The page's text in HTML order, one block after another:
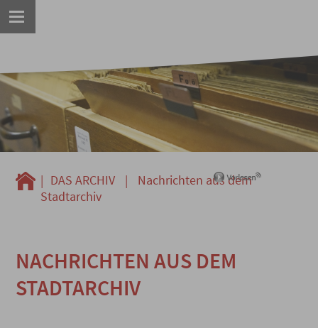
| DAS ARCHIV |
Nachrichten aus dem
Stadtarchiv
NACHRICHTEN AUS DEM
STADTARCHIV